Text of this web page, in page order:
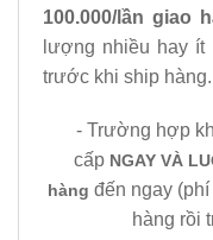
100.000/lần giao
lượng nhiều hay
trước khi ship hàng.
- Trường hợp
cấp NGAY VÀ
hàng đến ngay
hàng rồi